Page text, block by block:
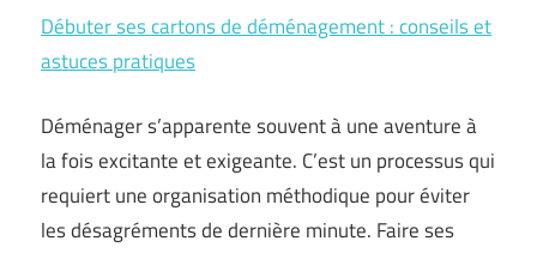
Débuter ses cartons de déménagement : conseils et
astuces pratiques
Déménager s’apparente souvent à une aventure à
la fois excitante et exigeante. C’est un processus qui
requiert une organisation méthodique pour éviter
les désagréments de dernière minute. Faire ses